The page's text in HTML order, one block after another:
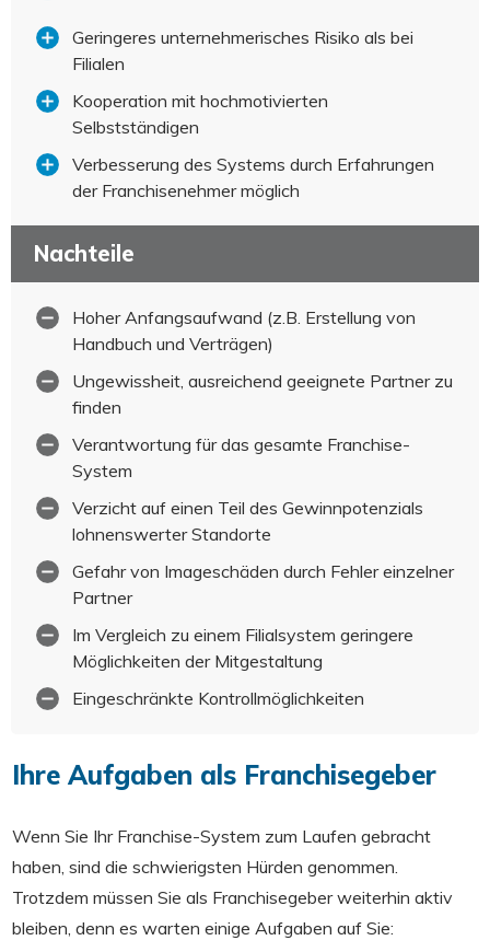
Geringeres unternehmerisches Risiko als bei
Filialen
Kooperation mit hochmotivierten
Selbstständigen
Verbesserung des Systems durch Erfahrungen
der Franchisenehmer möglich
Nachteile
Hoher Anfangsaufwand (z.B. Erstellung von
Handbuch und Verträgen)
Ungewissheit, ausreichend geeignete Partner zu
finden
Verantwortung für das gesamte Franchise-
System
Verzicht auf einen Teil des Gewinnpotenzials
lohnenswerter Standorte
Gefahr von Imageschäden durch Fehler einzelner
Partner
Im Vergleich zu einem Filialsystem geringere
Möglichkeiten der Mitgestaltung
Eingeschränkte Kontrollmöglichkeiten
Ihre Aufgaben als Franchisegeber
Wenn Sie Ihr Franchise-System zum Laufen gebracht
haben, sind die schwierigsten Hürden genommen.
Trotzdem müssen Sie als Franchisegeber weiterhin aktiv
bleiben, denn es warten einige Aufgaben auf Sie: